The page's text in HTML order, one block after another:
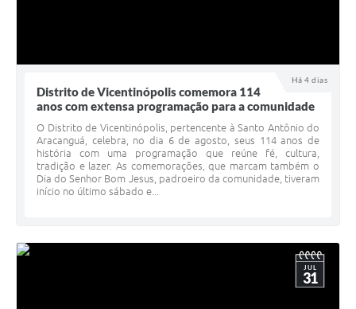
Há 4 dias
Distrito de Vicentinópolis comemora 114
anos com extensa programação para a comunidade
O Distrito de Vicentinópolis, pertencente à Santo Antônio do
Aracanguá, celebra, no dia 6 de agosto, seus 114 anos de
história com uma programação que reúne fé, cultura,
tradição e lazer. As comemorações, que marcam também o
Dia do Senhor Bom Jesus, padroeiro da comunidade, tiveram
início no último sábado e...
JUL
31